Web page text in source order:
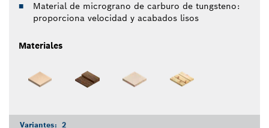
Material de micrograno de carburo de tungsteno:
proporciona velocidad y acabados lisos
Materiales
Variantes: 2